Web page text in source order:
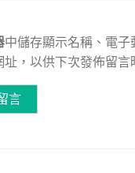
中儲存顯示名稱、電子
址，以供下次發佈留言